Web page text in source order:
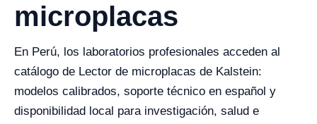
microplacas
En Perú, los laboratorios profesionales acceden al
catálogo de Lector de microplacas de Kalstein:
modelos calibrados, soporte técnico en español y
disponibilidad local para investigación, salud e